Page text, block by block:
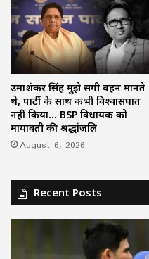
उमाशंकर सिंह मुझे सगी बहन मानते
थे, पार्टी के साथ कभी विश्वासघात
नहीं किया… BSP विधायक को
मायावती की श्रद्धांजलि
August 6, 2026
Recent Posts